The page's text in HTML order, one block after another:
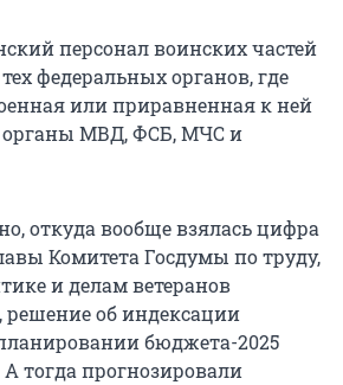
персонал воинских частей
федеральных органов, где
или приравненная к ней
органы МВД, ФСБ, МЧС и
откуда вообще взялась цифра
Комитета Госдумы по труду,
и делам ветеранов
решение об индексации
бюджета-2025
тогда прогнозировали